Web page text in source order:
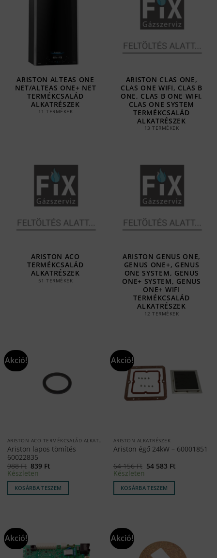
ARISTON ALTEAS ONE
NET/ALTEAS ONE+ NET
TERMÉKCSALÁD
ALKATRÉSZEK
11 TERMÉKEK
ARISTON CLAS ONE,
CLAS ONE WIFI, CLAS B
ONE, CLAS B ONE WIFI,
CLAS ONE SYSTEM
TERMÉKCSALÁD
ALKATRÉSZEK
13 TERMÉKEK
ARISTON ACO
TERMÉKCSALÁD
ALKATRÉSZEK
51 TERMÉKEK
ARISTON GENUS ONE,
GENUS ONE+, GENUS
ONE SYSTEM, GENUS
ONE+ SYSTEM, GENUS
ONE+ WIFI
TERMÉKCSALÁD
ALKATRÉSZEK
12 TERMÉKEK
Akció!
ARISTON ACO TERMÉKCSALÁD ALKATRÉSZEK
Ariston lapos tömítés
60022835
988Ft Original
price
was:
988 Ft.
839 FtCurrent
839 Ft.
Készleten
KOSÁRBA TESZEM
Akció!
ARISTON ALKATRÉSZEK
Ariston égő 24kW – 60001851
64 156Ft Original
64
156 Ft.
54 583 FtCurrent
Készleten
KOSÁRBA TESZEM
Akció! Akció!